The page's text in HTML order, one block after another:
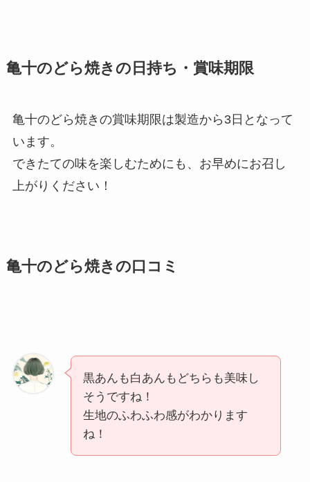
亀十のどら焼きの日持ち・賞味期限
‎亀十のどら焼きの賞味期限は製造から3日となって
います。
できたての味を楽しむためにも、お早めにお召し
上がりください！
亀十のどら焼きの口コミ
黒あんも白あんもどちらも美味し
そうですね！
生地のふわふわ感がわかります
ね！